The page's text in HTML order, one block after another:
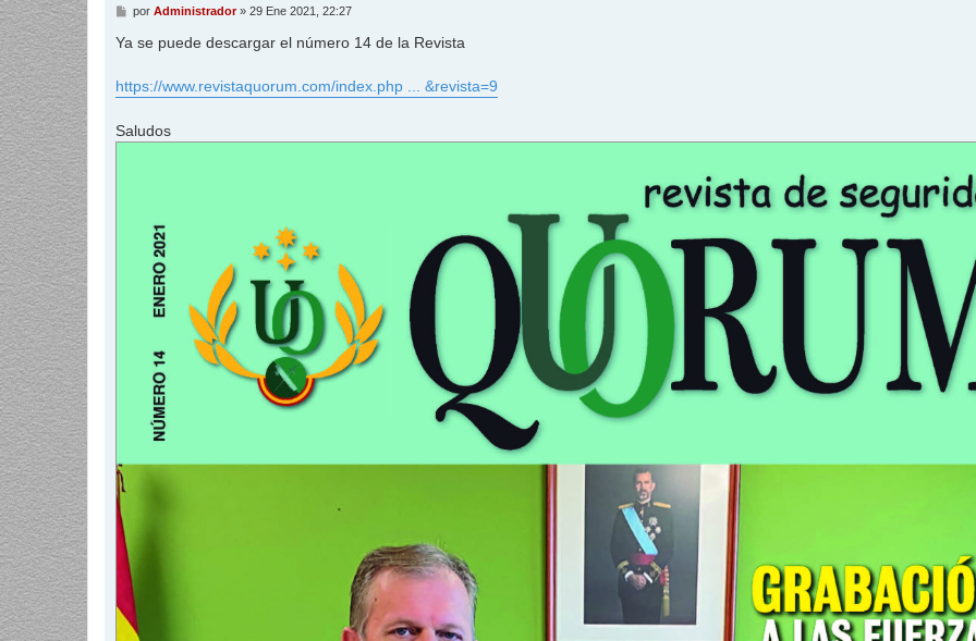
M
n
s
j
e
por Administrador» 29 Ene 2021, 22:27
Ya se puede descargar el número 14 de la Revista
https://www.revistaquorum.com/index.php ... &revista=9
Saludos